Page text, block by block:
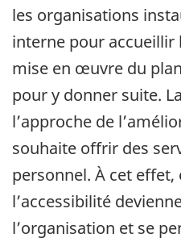
les organisations
interne pour
mise en œuvre du
pour y donner suite.
l’approche de
souhaite offrir des
personnel. À cet effet,
l’accessibilité
l’organisation et se